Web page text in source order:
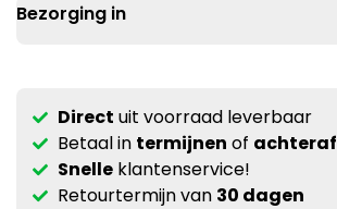
Bezorging in
Direct uit voorraad leverbaar
Betaal in termijnen of achteraf
Snelleklantenservice!
Retourtermijn van 30 dagen